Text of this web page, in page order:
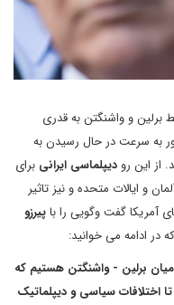
برلین و واشنگتن به قدری
به سرعت در حال رسیدن به
از این رو دیپلماسی ایرانی برای
و ایالات متحده و نیز تاثیر
آمریکا گفت وگویی را باپیرزو
در ادامه می خوانید:
برلین - واشنگتن هستیم که
اختلافات سیاسی و دیپلماتیک